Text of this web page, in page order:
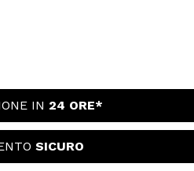
IN 24 ORE*
SICURO